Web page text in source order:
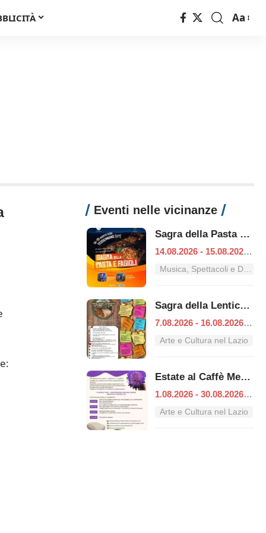
Font
Aa
Eventi nelle vicinanze
Sagra della Pasta e Fagioli
14.08.2026 - 15.08.2026
Musica, Spettacoli e Danza nel Lazio
Sagra della Lenticchia
7.08.2026 - 16.08.2026
|
Arte e Cultura nel Lazio
Estate al Caffè Menerva
1.08.2026 - 30.08.2026
|
Arte e Cultura nel Lazio